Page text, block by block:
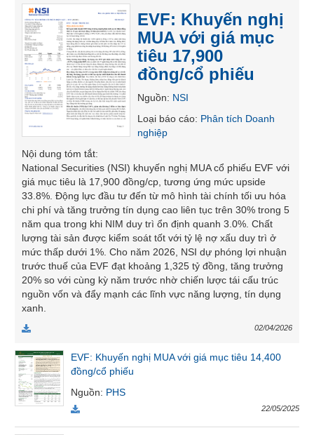
sự
kiện
Tài
liệu
Tâm
thị
trường
EVF: Khuyến nghị
MUA với giá mục
tiêu 17,900
đồng/cổ phiếu
Nguồn: NSI
Loại báo cáo: Phân tích Doanh
nghiệp
Nội dung tóm tắt:
National Securities (NSI) khuyến nghị MUA cổ phiếu EVF với
giá mục tiêu là 17,900 đồng/cp, tương ứng mức upside
33.8%. Động lực đầu tư đến từ mô hình tài chính tối ưu hóa
chi phí và tăng trưởng tín dụng cao liên tục trên 30% trong 5
năm qua trong khi NIM duy trì ổn định quanh 3.0%. Chất
lượng tài sản được kiểm soát tốt với tỷ lệ nợ xấu duy trì ở
mức thấp dưới 1%. Cho năm 2026, NSI dự phóng lợi nhuận
trước thuế của EVF đạt khoảng 1,325 tỷ đồng, tăng trưởng
20% so với cùng kỳ năm trước nhờ chiến lược tái cấu trúc
nguồn vốn và đẩy mạnh các lĩnh vực năng lượng, tín dụng
xanh.
02/04/2026
EVF: Khuyến nghị MUA với giá mục tiêu 14,400
đồng/cổ phiếu
Nguồn: PHS
22/05/2025
CÔNG
NGHIỆP
TIÊU
DÙNG
KHÔNG
THIẾT
YẾU
TIÊU
DÙNG
THIẾT
YẾU
CHĂM
SÓC
SỨC
KHỎE